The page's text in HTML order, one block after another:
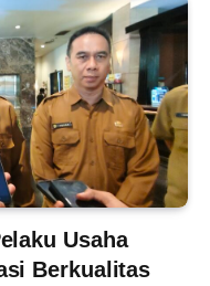
Usaha
Berkualitas